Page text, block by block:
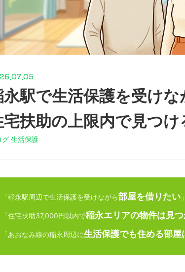
永駅で生活保護を受け
宅扶助の上限内で見つ
グ 生活保護
「稲永駅周辺で生活保護を受けながら部屋を借りたい 」
「住宅扶助37,000円以内で稲永エリアの物件は見つ
「あおなみ線の稲永周辺に生活保護でも住める部屋